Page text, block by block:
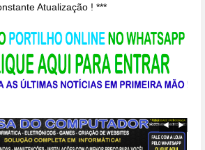
Atualização ! ***